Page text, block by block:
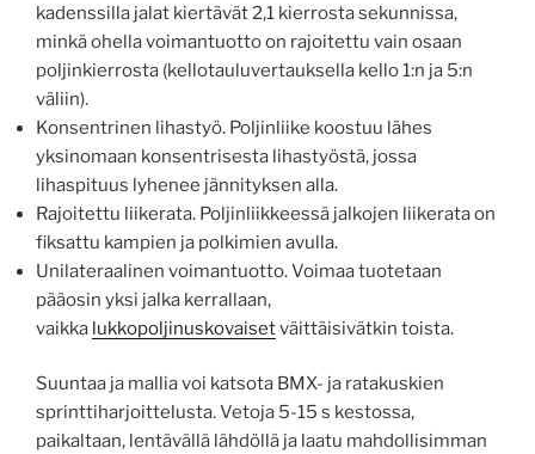
kadenssilla jalat kiertävät 2,1 kierrosta sekunnissa,
minkä ohella voimantuotto on rajoitettu vain osaan
poljinkierrosta (kellotauluvertauksella kello 1:n ja 5:n
väliin).
Konsentrinen lihastyö. Poljinliike koostuu lähes
yksinomaan konsentrisesta lihastyöstä, jossa
lihaspituus lyhenee jännityksen alla.
Rajoitettu liikerata. Poljinliikkeessä jalkojen liikerata on
fiksattu kampien ja polkimien avulla.
Unilateraalinen voimantuotto. Voimaa tuotetaan
pääosin yksi jalka kerrallaan,
vaikka lukkopoljinuskovaisetväittäisivätkin toista.
Suuntaa ja mallia voi katsota BMX- ja ratakuskien
sprinttiharjoittelusta. Vetoja 5-15 s kestossa,
paikaltaan, lentävällä lähdöllä ja laatu mahdollisimman